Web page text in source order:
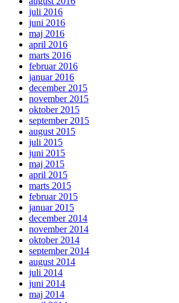
juli 2016
juni 2016
maj 2016
april 2016
marts 2016
februar 2016
januar 2016
december 2015
november 2015
oktober 2015
september 2015
august 2015
juli 2015
juni 2015
maj 2015
april 2015
marts 2015
februar 2015
januar 2015
december 2014
november 2014
oktober 2014
september 2014
august 2014
juli 2014
juni 2014
maj 2014